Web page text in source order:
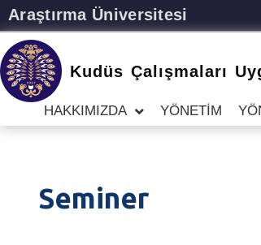
Atatürk Üniversitesi
Kudüs Çalışmaları
HAKKIMIZDA YÖNETİM
Seminer